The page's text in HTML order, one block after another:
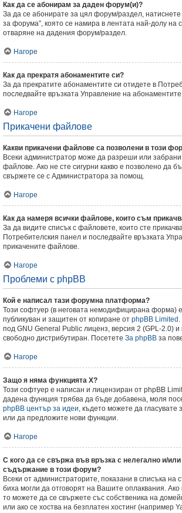
Как да се абонирам за даден форум(и)?
За да се абонирате за цял форум/раздел, натиснете
за форума”, която се намира в лентата най-долу на
отваряне на дадения форум/раздел.
Нагоре
Как да прекратя абонаментите си?
За да прекратите абонаментите си отидете в
последвайте връзката Управление на
Нагоре
Прикачени файлове
Какви прикачени файлове са позволени в този
Всеки администратор може да разреши или
файлове. Ако не сте сигурни какво е позволено да
свържете се с Администратора за помощ.
Нагоре
Как да намеря всички файлове, които съм
За да видите списък с файловете, които сте
Потребителския панел и последвайте връзката
прикачените файлове.
Нагоре
Проблеми с phpBB
Кой е написал тази форумна платформа?
Този софтуер (в неговата немодифицирана форма)
публикуван и защитен от копиране от phpBB Limited
под GNU General Public лиценз, версия 2 (GPL-2.0)
свободно дистрибутиран. Посетете За phpBB за
Нагоре
Защо я няма функцията X?
Този софтуер е написан и лицензиран от phpBB
дадена функция трябва да бъде добавена, моля
phpBB център за идеи, където можете да
или да предложите нови функции.
Нагоре
С кого да се свържа във връзка с нелегално и/
съдържание в този форум?
Всеки от администраторите, показани в списъка на
биха могли да отговорят на Вашите оплаквания. Ако
то можете да се свържете със собственика на
или ако се хоства на безплатен хостинг (например